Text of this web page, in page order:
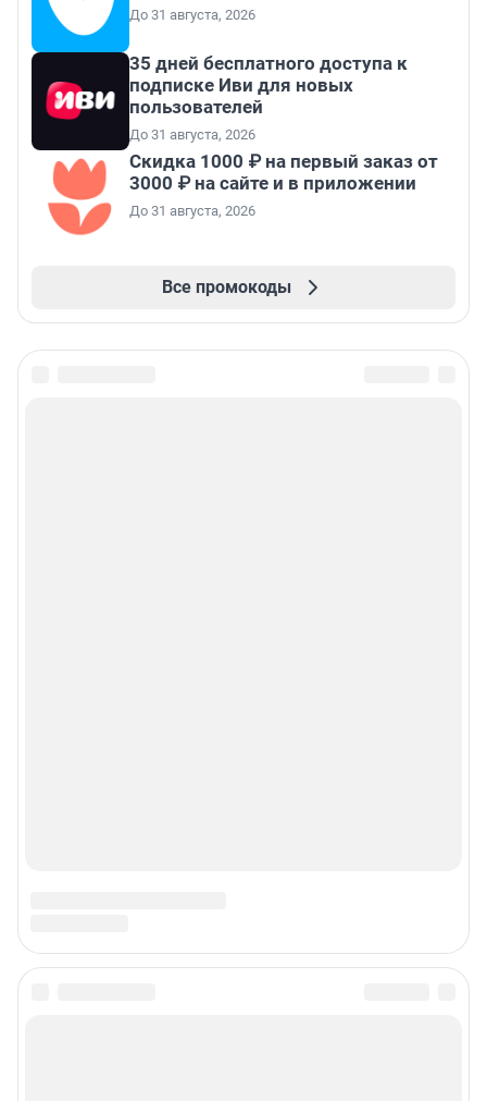
До 31 августа, 2026
35 дней бесплатного доступа к
подписке Иви для новых
пользователей
До 31 августа, 2026
Скидка 1000 ₽ на первый заказ от
3000 ₽ на сайте и в приложении
До 31 августа, 2026
Все промокоды